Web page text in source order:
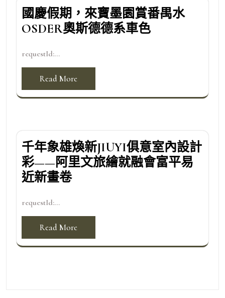
國慶假期，來寶墨園賞番禺水
OSDER奧斯德德系車色
requestId:...
Read More
千年象雄煥新JIUYI俱意室內設計
彩——阿里文旅繪就融會富平易
近新畫卷
requestId:...
Read More